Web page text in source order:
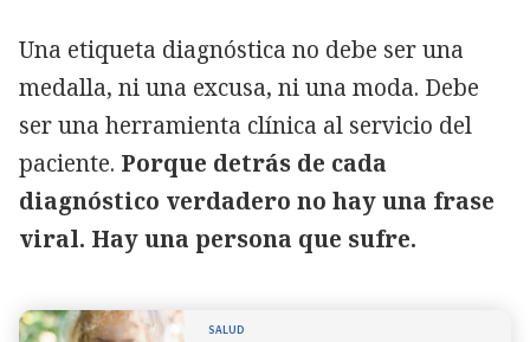
Una etiqueta diagnóstica no debe ser una
medalla, ni una excusa, ni una moda. Debe
ser una herramienta clínica al servicio del
paciente. Porque detrás de cada
diagnóstico verdadero no hay una frase
viral. Hay una persona que sufre.
SALUD